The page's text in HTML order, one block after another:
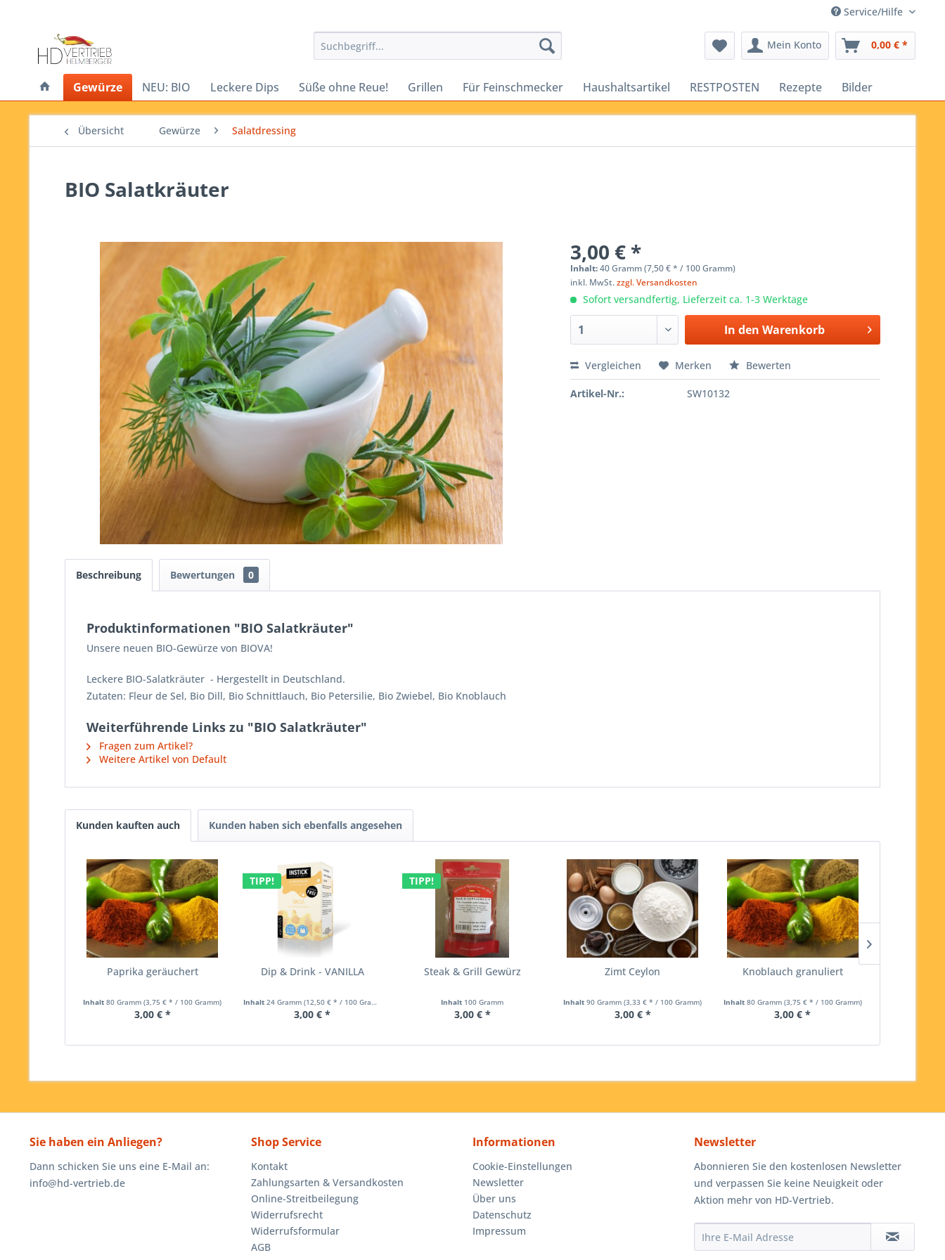
Service/Hilfe
Mein Konto 0,00 € *
Gewürze NEU: BIO Leckere Dips Süße ohne Reue! Grillen Für Feinschmecker Haushaltsartikel RESTPOSTEN Rezepte Bilder
Übersicht Gewürze Salatdressing
BIO Salatkräuter
3,00 € *
Inhalt:40 Gramm (7,50 € * / 100 Gramm)
inkl. MwSt.zzgl. Versandkosten
Sofort versandfertig, Lieferzeit ca. 1-3 Werktage
In den Warenkorb
Vergleichen Merken Bewerten
Artikel-Nr.: SW10132
Beschreibung Bewertungen 0
Produktinformationen "BIO Salatkräuter"
Unsere neuen BIO-Gewürze von BIOVA!
Leckere BIO-Salatkräuter - Hergestellt in Deutschland.
Zutaten: Fleur de Sel, Bio Dill, Bio Schnittlauch, Bio Petersilie, Bio Zwiebel, Bio Knoblauch
Weiterführende Links zu "BIO Salatkräuter"
Fragen zum Artikel?
Weitere Artikel von Default
Kunden kauften auch Kunden haben sich ebenfalls angesehen
Paprika geräuchert
Inhalt80 Gramm(3,75 € * / 100 Gramm)
3,00 € *
TIPP!
Dip & Drink - VANILLA
Inhalt 24 Gramm (12,50 € * / 100 Gramm)
3,00 € *
TIPP!
Steak & Grill Gewürz
Inhalt 100 Gramm
3,00 € *
Zimt Ceylon
Inhalt90 Gramm(3,33 € * / 100 Gramm)
3,00 € *
Knoblauch granuliert
Inhalt 80 Gramm (3,75 € * / 100 Gramm)
3,00 € *
Sie haben ein Anliegen?
Dann schicken Sie uns eine E-Mail an:
info@hd-vertrieb.de
Shop Service
Kontakt
Zahlungsarten & Versandkosten
Online-Streitbeilegung
Widerrufsrecht
Widerrufsformular
AGB
Informationen
Cookie-Einstellungen
Newsletter
Über uns
Datenschutz
Impressum
Newsletter
Abonnieren Sie den kostenlosen Newsletter
und verpassen Sie keine Neuigkeit oder
Aktion mehr von HD-Vertrieb.